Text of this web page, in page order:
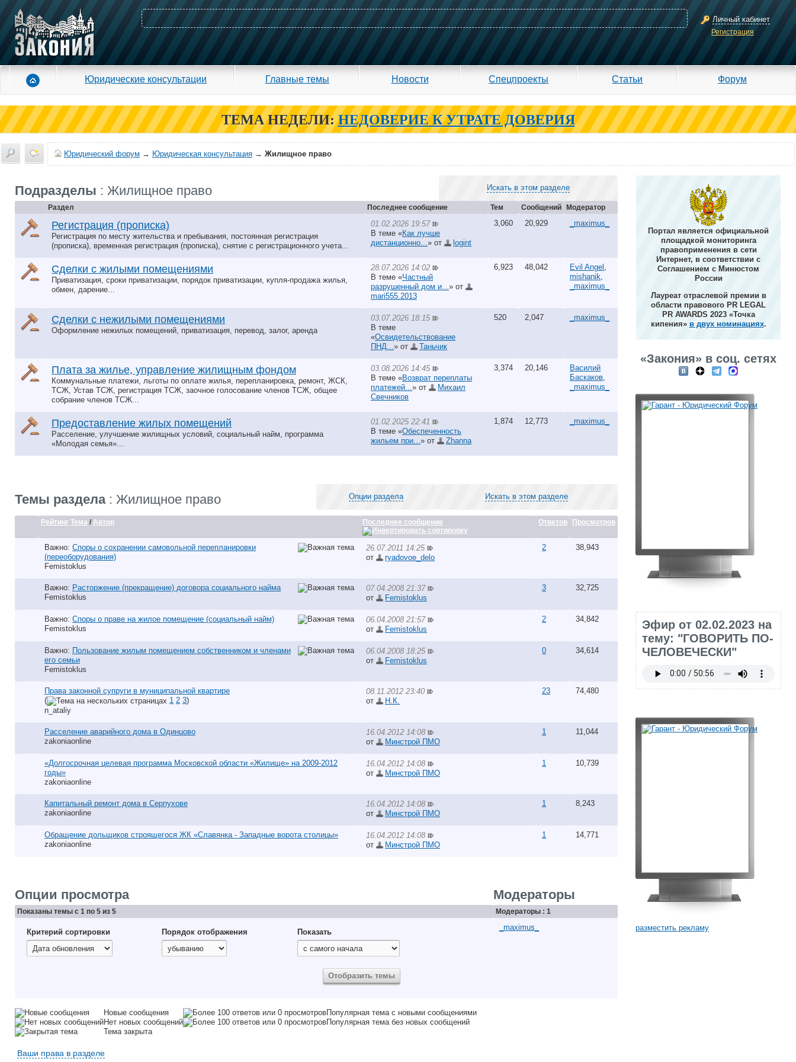
Личный кабинет
Регистрация
Юридические консультации Главные темы Новости Спецпроекты Статьи Форум
ТЕМА НЕДЕЛИ: НЕДОВЕРИЕ К УТРАТЕ ДОВЕРИЯ
Юридический форум → Юридическая консультация → Жилищное право
Подразделы : Жилищное право Искать в этом разделе
Раздел Последнее сообщение Тем Сообщений Модератор
Регистрация (прописка)
Регистрация по месту жительства и пребывания, постоянная регистрация
(прописка), временная регистрация (прописка), снятие с регистрационного учета...
01.02.2026 19:57
В теме «Как лучше
дистанционно... » от logint
3,060 20,929 _maximus_
Сделки с жилыми помещениями
Приватизация, сроки приватизации, порядок приватизации, купля-продажа жилья,
обмен, дарение...
28.07.2026 14:02
В теме «Частный
разрушенный дом и... » от
mari555.2013
6,923 48,042 Evil Angel ,
mishanik,
_maximus_
Сделки с нежилыми помещениями
Оформление нежилых помещений, приватизация, перевод, залог, аренда
03.07.2026 18:15
В теме
«Освидетельствование
ПНД... » от Таньчик
520 2,047 _maximus_
Плата за жилье, управление жилищным фондом
Коммунальные платежи, льготы по оплате жилья, перепланировка, ремонт, ЖСК,
ТСЖ, Устав ТСЖ, регистрация ТСЖ, заочное голосование членов ТСЖ, общее
собрание членов ТСЖ...
03.08.2026 14:45
В теме «Возврат переплаты
платежей... » от
Михаил
Свечников
3,374 20,146
Василий
Баскаков,
_maximus_
Предоставление жилых помещений
Расселение, улучшение жилищных условий, социальный найм, программа
«Молодая семья»...
01.02.2025 22:41
В теме «Обеспеченность
жильем при... » от Zhanna
1,874 12,773 _maximus_
Темы раздела: Жилищное право Опции раздела Искать в этом разделе
Рейтинг Тема / Автор Последнее сообщение Ответов Просмотров
Важно: Споры о сохранении самовольной перепланировки
(переоборудования)
Femistoklus
26.07.2011 14:25
от
ryadovoe_delo
2 38,943
Важно: Расторжение (прекращение) договора социального найма
Femistoklus
07.04.2008 21:37
от
Femistoklus
3 32,725
Важно: Споры о праве на жилое помещение (социальный найм)
Femistoklus
06.04.2008 21:57
от
Femistoklus
2 34,842
Важно: Пользование жилым помещением собственником и членами
его семьи
Femistoklus
06.04.2008 18:25
от
Femistoklus
0 34,614
Права законной супруги в муниципальной квартире
(
1 2 3)
n_ataliy
08.11.2012 23:40
от
Н.К.
23 74,480
Расселение аварийного дома в Одинцово
zakoniaonline
16.04.2012 14:08
от
Минстрой ПМО
1 11,044
«Долгосрочная целевая программа Московской области «Жилище» на 2009-2012
годы»
zakoniaonline
16.04.2012 14:08
от
Минстрой ПМО
1 10,739
Капитальный ремонт дома в Серпухове
zakoniaonline
16.04.2012 14:08
от
Минстрой ПМО
1 8,243
Обращение дольщиков строящегося ЖК «Славянка - Западные ворота столицы»
zakoniaonline
16.04.2012 14:08
от
Минстрой ПМО
1 14,771
Опции просмотра Модераторы
Показаны темы с 1 по 5 из 5 Модераторы : 1
Критерий сортировки Порядок отображения Показать
_maximus_
Новые сообщения
Популярная тема с новыми сообщениями
Нет новых сообщений
Популярная тема без новых сообщений
Тема закрыта
Ваши права в разделе
Портал является официальной
площадкой мониторинга
правоприменения в сети
Интернет, в соответствии с
Соглашением с Минюстом
России
Лауреат отраслевой премии в
области правового PR LEGAL
PR AWARDS 2023 «Точка
кипения» в двух номинациях.
«Закония» в соц. сетях
Эфир от 02.02.2023 на
тему: "ГОВОРИТЬ ПО-
ЧЕЛОВЕЧЕСКИ"
разместить рекламу